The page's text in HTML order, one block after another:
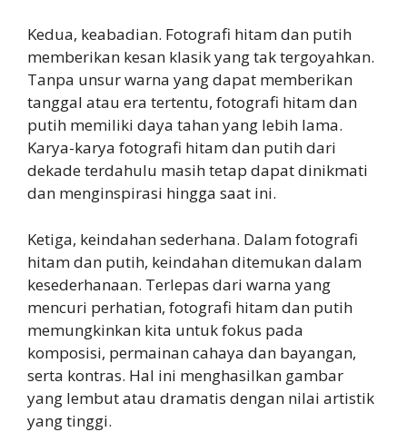
Kedua, keabadian. Fotografi hitam dan putih
memberikan kesan klasik yang tak tergoyahkan.
Tanpa unsur warna yang dapat memberikan
tanggal atau era tertentu, fotografi hitam dan
putih memiliki daya tahan yang lebih lama.
Karya-karya fotografi hitam dan putih dari
dekade terdahulu masih tetap dapat dinikmati
dan menginspirasi hingga saat ini.
Ketiga, keindahan sederhana. Dalam fotografi
hitam dan putih, keindahan ditemukan dalam
kesederhanaan. Terlepas dari warna yang
mencuri perhatian, fotografi hitam dan putih
memungkinkan kita untuk fokus pada
komposisi, permainan cahaya dan bayangan,
serta kontras. Hal ini menghasilkan gambar
yang lembut atau dramatis dengan nilai artistik
yang tinggi.